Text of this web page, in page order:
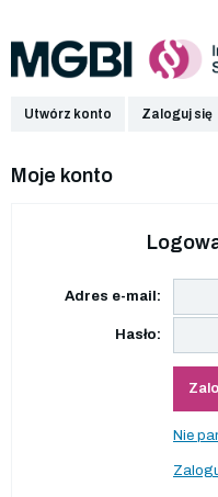
Utwórz konto Zaloguj się
Moje konto
Adres e-mail:
Hasło:
Nie